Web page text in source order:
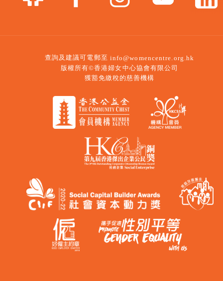
查詢及建議可電郵至 info@womencentre.org.hk
版權所有©香港婦女中心協會有限公司
獲豁免繳稅的慈善機構